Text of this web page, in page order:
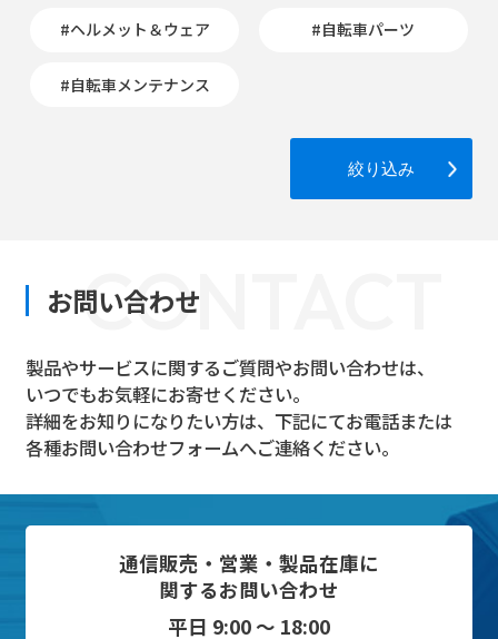
#ヘルメット＆ウェア #自転車パーツ
#自転車メンテナンス
絞り込み
CONTACT
お問い合わせ
製品やサービスに関するご質問やお問い合わせは、
いつでもお気軽にお寄せください。
詳細をお知りになりたい方は、下記にてお電話または
各種お問い合わせフォームへご連絡ください。
通信販売・営業・製品在庫に
関するお問い合わせ
平日 9:00 ～ 18:00